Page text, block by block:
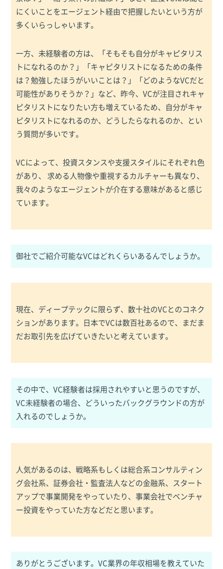
にくいことをエージェント経由で把握したいという方が
多くいらっしゃいます。
一方、未経験者の方は、「そもそも自分がキャピタリス
トになれるのか？」「キャピタリストになるための条件
は？勉強したほうがいいことは？」「どのようなVCだと
可能性がありそうか？」など、昨今、VCが注目されキャ
ピタリストになりたい方も増えているため、自分がキャ
ピタリストになれるのか、どうしたらなれるのか、とい
う質問が多いです。
VCによって、投資スタンスや支援スタイルにそれぞれ色
があり、 求める人物像や重視するカルチャーも異なり、
我々のようなエージェントが介在する意味があると感じ
ています。
御社でご紹介可能なVCはどれくらいあるんでしょうか。
現在、ディープテックに限らず、数十社のVCとのコネク
ションがあります。日本でVCは数百社あるので、まだま
だお取引先を広げていきたいと考えています。
その中で、VC経験者は採用されやすいと思うのですが、
VC未経験者の場合、どういったバックグラウンドの方が
入れるのでしょうか。
人気があるのは、戦略系もしくは総合系コンサルティン
グ会社系、証券会社・監査法人などの金融系、スタート
アップで事業開発をやっていたり、事業会社でベンチャ
ー投資をやっていた方などだと思います。
ありがとうございます。VC業界の年収相場を教えていた